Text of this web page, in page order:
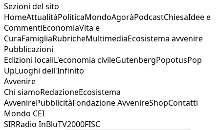
Sezioni del sito
HomeAttualitàPoliticaMondoAgoràPodcastChiesaIdee e
CommentiEconomiaVita e
CuraFamigliaRubricheMultimediaEcosistema avvenire
Pubblicazioni
Edizioni localiL'economia civileGutenbergPopotusPop
UpLuoghi dell'Infinito
Avvenire
Chi siamoRedazioneEcosistema
AvvenirePubblicitàFondazione AvvenireShopContatti
Mondo CEI
SIRRadio InBluTV2000FISC